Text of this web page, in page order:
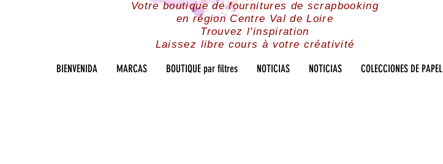
Votre boutique de fournitures de scrapbooking
en région Centre Val de Loire
Trouvez l'inspiration
Laissez libre cours à votre créativité
BIENVENIDA MARCAS BOUTIQUE par filtres NOTICIAS NOTICIAS COLECCIONES DE PAPEL